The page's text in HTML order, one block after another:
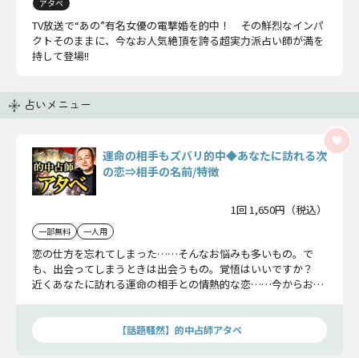
アタベ
TV放送で“あの”有名女優の電撃婚を的中！ その鮮烈なインパ
クトそのままに、今なお人気絶頂を誇る超実力派占い師が満を
持して登場!!
占いメニュー
運命の相手もズバリ的中◆あなたに訪れる次
の恋⇒相手の名前/特徴
1回 1,650円（税込）
一部無料 一人用
恋の仕方を忘れてしまった……そんなお悩みも多いもの。で
も、出会ってしまうときは出会うもの。覚悟はいいですか？
近くあなたに訪れる運命の相手との情熱的な恋……今からお伝
【話題騒然】的中占師アタベ